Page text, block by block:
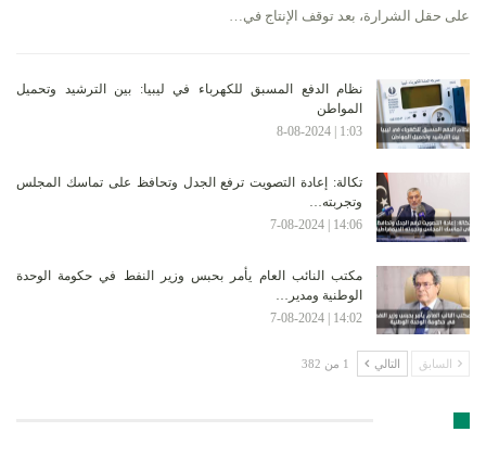
على حقل الشرارة، بعد توقف الإنتاج في…
نظام الدفع المسبق للكهرباء في ليبيا: بين الترشيد وتحميل
المواطن
1:03 | 8-08-2024
تكالة: إعادة التصويت ترفع الجدل وتحافظ على تماسك المجلس
وتجربته…
14:06 | 7-08-2024
مكتب النائب العام يأمر بحبس وزير النفط في حكومة الوحدة
الوطنية ومدير…
14:02 | 7-08-2024
السابق التالي 1 من 382